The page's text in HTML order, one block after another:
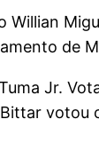
de
Jr.